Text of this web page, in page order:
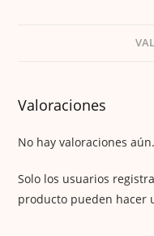
Valoraciones
No hay valoraciones aún.
Solo los usuarios
producto pueden hacer